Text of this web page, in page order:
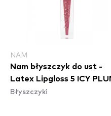
NAM
Nam błyszczyk do ust -
Latex Lipgloss 5 ICY
Błyszczyki